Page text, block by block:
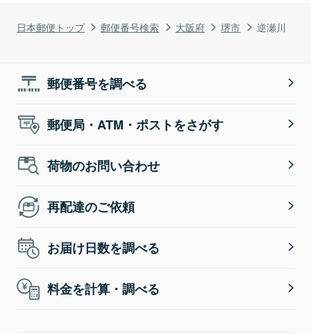
日本郵便トップ 郵便番号検索 大阪府 堺市 逆瀬川
郵便番号を調べる
郵便局・ATM・ポストをさがす
荷物のお問い合わせ
再配達のご依頼
お届け日数を調べる
料金を計算・調べる